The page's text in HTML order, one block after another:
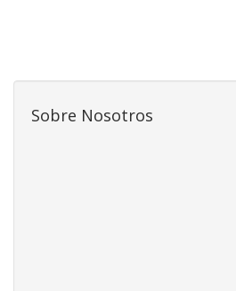
Sobre Nosotros